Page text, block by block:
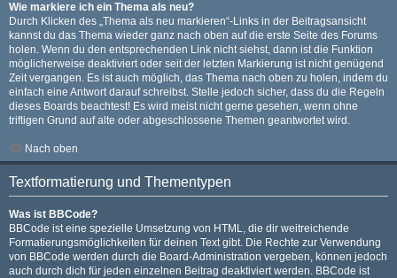
Wie markiere ich ein Thema als neu?
Durch Klicken des „Thema als neu markieren“-Links in der Beitragsansicht
kannst du das Thema wieder ganz nach oben auf die erste Seite des Forums
holen. Wenn du den entsprechenden Link nicht siehst, dann ist die Funktion
möglicherweise deaktiviert oder seit der letzten Markierung ist nicht genügend
Zeit vergangen. Es ist auch möglich, das Thema nach oben zu holen, indem du
einfach eine Antwort darauf schreibst. Stelle jedoch sicher, dass du die Regeln
dieses Boards beachtest! Es wird meist nicht gerne gesehen, wenn ohne
triftigen Grund auf alte oder abgeschlossene Themen geantwortet wird.
Nach oben
Textformatierung und Thementypen
Was ist BBCode?
BBCode ist eine spezielle Umsetzung von HTML, die dir weitreichende
Formatierungsmöglichkeiten für deinen Text gibt. Die Rechte zur Verwendung
von BBCode werden durch die Board-Administration vergeben, können jedoch
auch durch dich für jeden einzelnen Beitrag deaktiviert werden. BBCode ist